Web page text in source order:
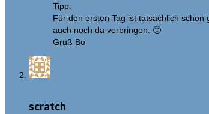
Tipp.
Für den ersten Tag ist tatsächlich
auch noch da verbringen. 🙂
Gruß Bo
scratch